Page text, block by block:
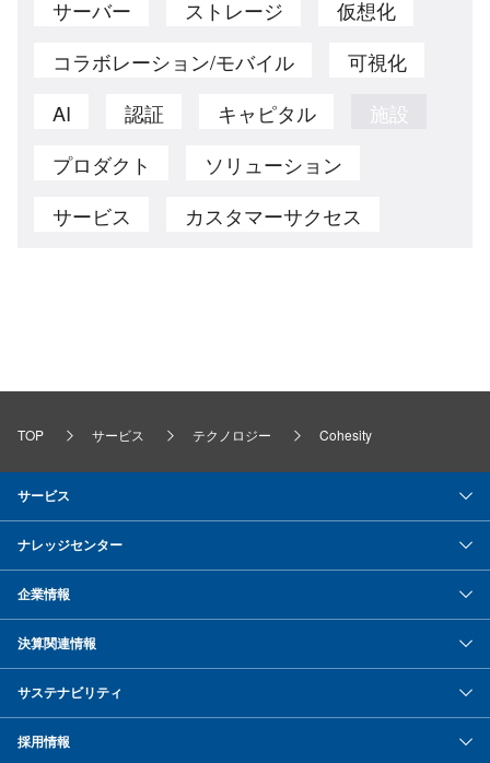
サーバー
ストレージ
仮想化
コラボレーション/モバイル
可視化
AI
認証 キャピタル
施設
プロダクト
ソリューション
サービス
カスタマーサクセス
TOP サービス テクノロジー Cohesity
サービス
ナレッジセンター
企業情報
決算関連情報
サステナビリティ
採用情報